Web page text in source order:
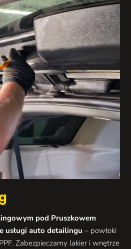
pod Pruszkowem
usługi auto detailingu – powłoki
Zabezpieczamy lakier i wnętrze